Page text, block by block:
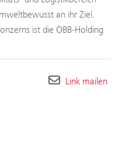
an ihr Ziel.
ist die ÖBB-Holding
Link mailen